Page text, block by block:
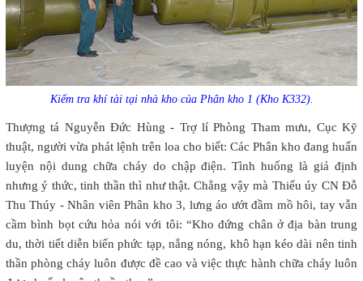
Kiểm tra khí tài tại nhà kho của Phân kho 1 (Kho K332).
Thượng tá Nguyễn Đức Hùng - Trợ lí Phòng Tham mưu, Cục Kỹ
thuật, người vừa phát lệnh trên loa cho biết: Các Phân kho đang huấn
luyện nội dung chữa cháy do chập điện. Tình huống là giả định
nhưng ý thức, tinh thần thì như thật. Chẳng vậy mà Thiếu úy CN Đỗ
Thu Thúy - Nhân viên Phân kho 3, lưng áo ướt đầm mồ hôi, tay vẫn
cầm bình bọt cứu hỏa nói với tôi: “Kho đứng chân ở địa bàn trung
du, thời tiết diễn biến phức tạp, nắng nóng, khô hạn kéo dài nên tinh
thần phòng cháy luôn được đề cao và việc thực hành chữa cháy luôn